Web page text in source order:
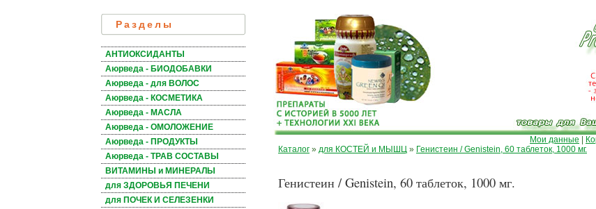
Разделы
АНТИОКСИДАНТЫ
Аюрведа - БИОДОБАВКИ
Аюрведа - для ВОЛОС
Аюрведа - КОСМЕТИКА
Аюрведа - МАСЛА
Аюрведа - ОМОЛОЖЕНИЕ
Аюрведа - ПРОДУКТЫ
Аюрведа - ТРАВ СОСТАВЫ
ВИТАМИНЫ и МИНЕРАЛЫ
для ЗДОРОВЬЯ ПЕЧЕНИ
для ПОЧЕК И СЕЛЕЗЕНКИ
Мои данные
Каталог » для КОСТЕЙ и МЫШЦ » Генистеин / Genistein, 60 таблеток, 1000 мг.
Генистеин / Genistein, 60 таблеток, 1000 мг.